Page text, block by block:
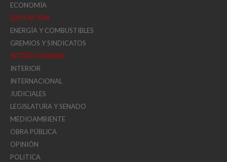
ECONOMÍA
EDUCACIÓN
ENERGÍA Y COMBUSTIBLES
GREMIOS Y SINDICATOS
INTERÉS GENERAL
INTERIOR
INTERNACIONAL
JUDICIALES
LEGISLATURA Y SENADO
MEDIOAMBIENTE
OBRA PÚBLICA
OPINIÓN
POLITICA